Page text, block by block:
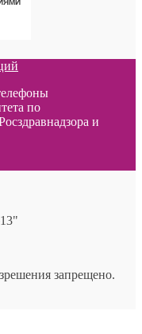
по
и
запрещено.